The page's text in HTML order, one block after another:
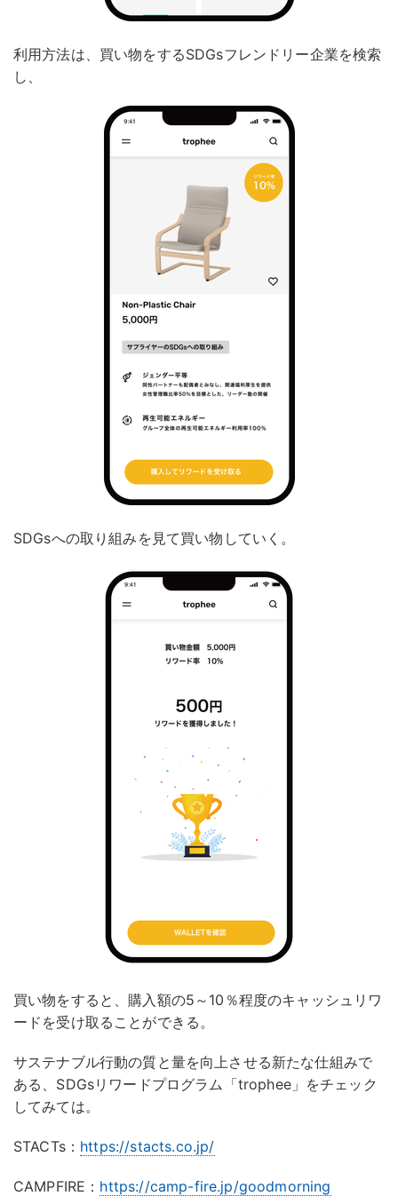
利用方法は、買い物をするSDGsフレンドリー企業を検索
し、
SDGsへの取り組みを見て買い物していく。
買い物をすると、購入額の5～10％程度のキャッシュリワ
ードを受け取ることができる。
サステナブル行動の質と量を向上させる新たな仕組みで
ある、SDGsリワードプログラム「trophee」をチェック
してみては。
STACTs： https://stacts.co.jp/
CAMPFIRE： https://camp-fire.jp/goodmorning